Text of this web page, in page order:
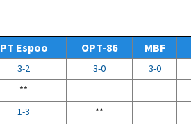
PT Espoo OPT-86 MBF
3-2 3-0 3-0
**
1-3 **